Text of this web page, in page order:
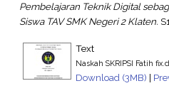
Pembelajaran Teknik Digital
Siswa TAV SMK Negeri 2 Klaten.
Text
Naskah SKRIPSI Fatih
Download (3MB) |